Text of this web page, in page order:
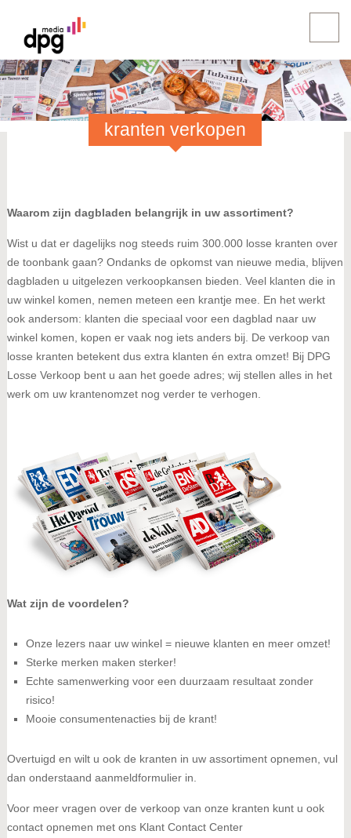
kranten verkopen
Waarom zijn dagbladen belangrijk in uw assortiment?
Wist u dat er dagelijks nog steeds ruim 300.000 losse kranten over
de toonbank gaan? Ondanks de opkomst van nieuwe media, blijven
dagbladen u uitgelezen verkoopkansen bieden. Veel klanten die in
uw winkel komen, nemen meteen een krantje mee. En het werkt
ook andersom: klanten die speciaal voor een dagblad naar uw
winkel komen, kopen er vaak nog iets anders bij. De verkoop van
losse kranten betekent dus extra klanten én extra omzet! Bij DPG
Losse Verkoop bent u aan het goede adres; wij stellen alles in het
werk om uw krantenomzet nog verder te verhogen.
Wat zijn de voordelen?
Onze lezers naar uw winkel = nieuwe klanten en meer omzet!
Sterke merken maken sterker!
Echte samenwerking voor een duurzaam resultaat zonder
risico!
Mooie consumentenacties bij de krant!
Overtuigd en wilt u ook de kranten in uw assortiment opnemen, vul
dan onderstaand aanmeldformulier in.
Voor meer vragen over de verkoop van onze kranten kunt u ook
contact opnemen met ons Klant Contact Center